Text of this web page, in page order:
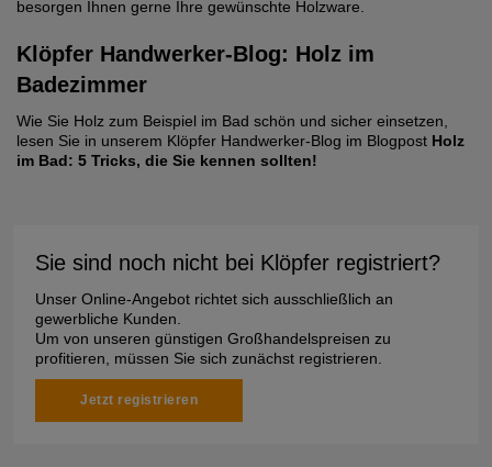
besorgen Ihnen gerne Ihre gewünschte Holzware.
Klöpfer Handwerker-Blog: Holz im
Badezimmer
Wie Sie Holz zum Beispiel im Bad schön und sicher einsetzen,
lesen Sie in unserem Klöpfer Handwerker-Blog im Blogpost Holz
im Bad: 5 Tricks, die Sie kennen sollten!
Sie sind noch nicht bei Klöpfer registriert?
Unser Online-Angebot richtet sich ausschließlich an
gewerbliche Kunden.
Um von unseren günstigen Großhandelspreisen zu
profitieren, müssen Sie sich zunächst registrieren.
Jetzt registrieren